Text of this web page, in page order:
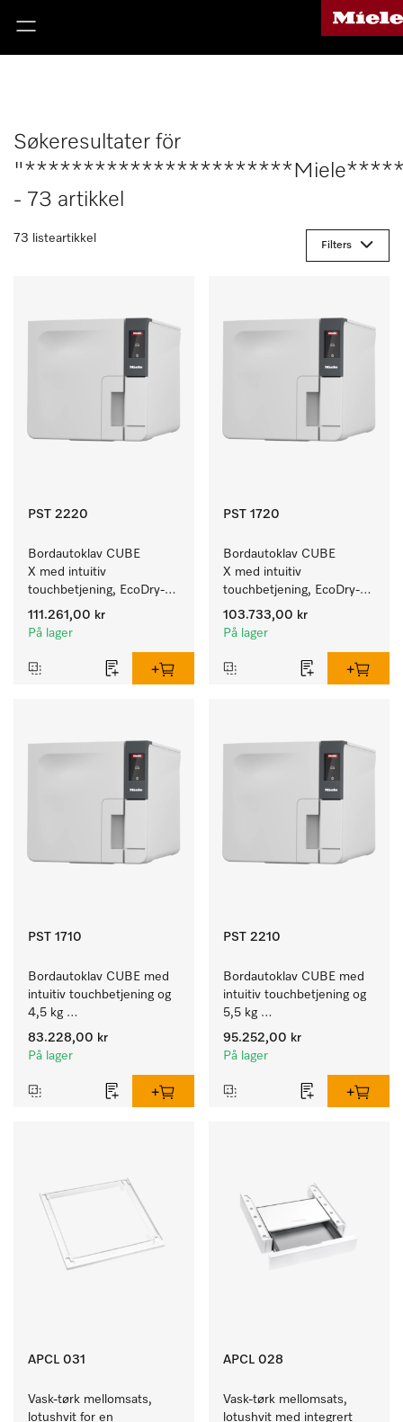
Søkeresultater för
- 73 artikkel
73 listeartikkel
Filters
PST 2220
Bordautoklav CUBE
X med intuitiv
touchbetjening, EcoDry-
tørking og 6 kg
instrumentkapasitet.
111.261,00 kr
På lager
PST 1720
Bordautoklav CUBE
X med intuitiv
touchbetjening, EcoDry-
tørking og 4,5 kg
instrumentkapasitet.
103.733,00 kr
På lager
PST 1710
Bordautoklav CUBE med
intuitiv touchbetjening og
4,5 kg
instrumentkapasitet.
83.228,00 kr
På lager
PST 2210
Bordautoklav CUBE med
intuitiv touchbetjening og
5,5 kg
instrumentkapasitet.
95.252,00 kr
På lager
APCL 031
Vask-tørk mellomsats,
lotushvit for en
APCL 028
Vask-tørk mellomsats,
lotushvit med integrert